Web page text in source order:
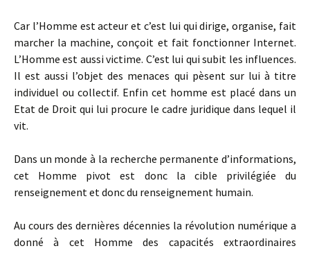
Car l’Homme est acteur et c’est lui qui dirige, organise, fait
marcher la machine, conçoit et fait fonctionner Internet.
L’Homme est aussi victime. C’est lui qui subit les influences.
Il est aussi l’objet des menaces qui pèsent sur lui à titre
individuel ou collectif. Enfin cet homme est placé dans un
Etat de Droit qui lui procure le cadre juridique dans lequel il
vit.
Dans un monde à la recherche permanente d’informations,
cet Homme pivot est donc la cible privilégiée du
renseignement et donc du renseignement humain.
Au cours des dernières décennies la révolution numérique a
donné à cet Homme des capacités extraordinaires